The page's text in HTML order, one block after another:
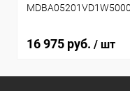
16 975 руб. / шт